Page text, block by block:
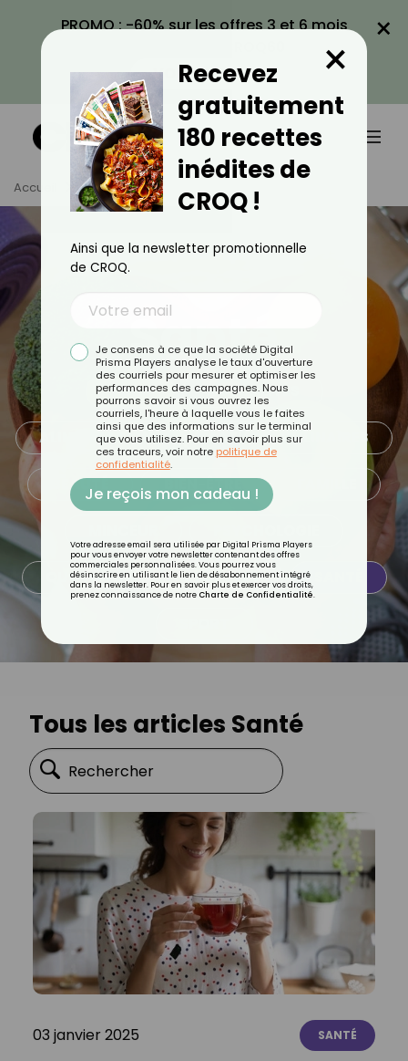
PROMO : -60% sur les offres 3 et 6 mois
VOIR LA PROMO
×
Accueil Tag Santé
Santé
TOUS ACTUALITÉS
ALIMENTATION ASTUCES CULINAIRES
BEAUTÉ BIEN-ÊTRE
QUOTIDIEN RECETTES
Tous les articles Santé
03 janvier 2025 SANTÉ
Recevez
gratuitement
180 recettes
inédites de
CROQ !
×
Ainsi que la newsletter promotionnelle
de CROQ.
Je consens à ce que la société Digital
Prisma Players analyse le taux d'ouverture
des courriels pour mesurer et optimiser les
performances des campagnes. Nous
pourrons savoir si vous ouvrez les
courriels, l'heure à laquelle vous le faites
ainsi que des informations sur le terminal
que vous utilisez. Pour en savoir plus sur
ces traceurs, voir notre politique de
confidentialité.
Je reçois mon cadeau !
Votre adresse email sera utilisée par Digital Prisma Players
pour vous envoyer votre newsletter contenant des offres
commerciales personnalisées. Vous pourrez vous
désinscrire en utilisant le lien de désabonnement intégré
dans la newsletter. Pour en savoir plus et exercer vos droits,
prenez connaissance de notre Charte de Confidentialité.